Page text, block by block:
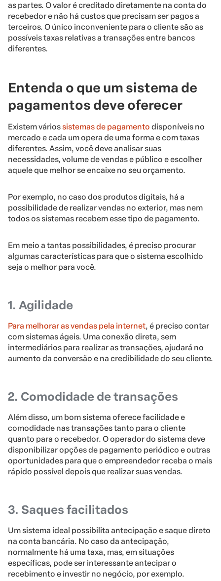
as partes. O valor é creditado diretamente na conta do
recebedor e não há custos que precisam ser pagos a
terceiros. O único inconveniente para o cliente são as
possíveis taxas relativas a transações entre bancos
diferentes.
Entenda o que um sistema de
pagamentos deve oferecer
Existem váriossistemas de pagamento disponíveis no
mercado e cada um opera de uma forma e com taxas
diferentes. Assim, você deve analisar suas
necessidades, volume de vendas e público e escolher
aquele que melhor se encaixe no seu orçamento.
Por exemplo, no caso dos produtos digitais, há a
possibilidade de realizar vendas no exterior, mas nem
todos os sistemas recebem esse tipo de pagamento.
Em meio a tantas possibilidades, é preciso procurar
algumas características para que o sistema escolhido
seja o melhor para você.
1. Agilidade
Para melhorar as vendas pela internet, é preciso contar
com sistemas ágeis. Uma conexão direta, sem
intermediários para realizar as transações, ajudará no
aumento da conversão e na credibilidade do seu cliente.
2. Comodidade de transações
Além disso, um bom sistema oferece facilidade e
comodidade nas transações tanto para o cliente
quanto para o recebedor. O operador do sistema deve
disponibilizar opções de pagamento periódico e outras
oportunidades para que o empreendedor receba o mais
rápido possível depois que realizar suas vendas.
3. Saques facilitados
Um sistema ideal possibilita antecipação e saque direto
na conta bancária. No caso da antecipação,
normalmente há uma taxa, mas, em situações
específicas, pode ser interessante antecipar o
recebimento e investir no negócio, por exemplo.